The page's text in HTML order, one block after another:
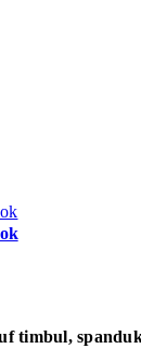
timbul,